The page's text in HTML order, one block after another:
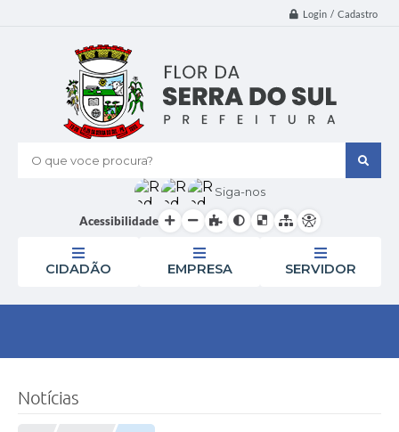
Login / Cadastro
O que voce procura?
Siga-nos
Acessibilidade
CIDADÃO EMPRESA SERVIDOR
Notícias